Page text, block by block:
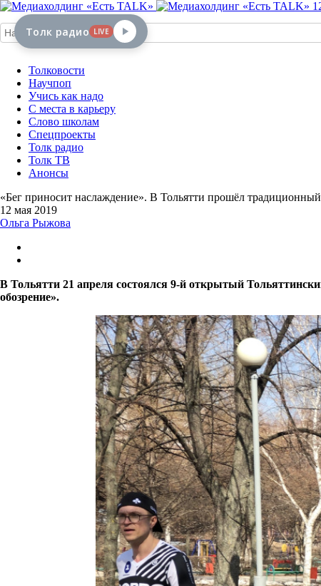
Толковости
Научпоп
Учись как надо
С места в карьеру
Слово школам
Спецпроекты
Толк радио
Толк ТВ
Анонсы
«Бег приносит наслаждение». В Тольятти прошёл
12 мая 2019
Ольга Рыжова
В Тольятти 21 апреля состоялся 9-й открытый
обозрение».
Толк радио LIVE